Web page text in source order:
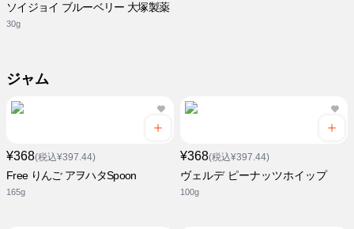
ソイジョイ ブルーベリー 大塚製薬
30g
ジャム
¥368(税込¥397.44)
Free りんご アヲハタSpoon
165g
¥368(税込¥397.44)
ヴェルデ ピーナッツホイップ
100g